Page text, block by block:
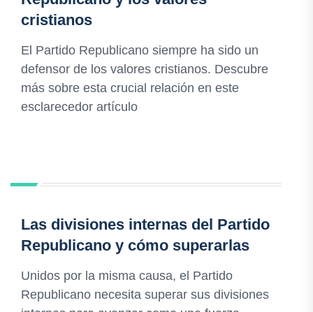
cristianos
El Partido Republicano siempre ha sido un
defensor de los valores cristianos. Descubre
más sobre esta crucial relación en este
esclarecedor artículo
Las divisiones internas del Partido
Republicano y cómo superarlas
Unidos por la misma causa, el Partido
Republicano necesita superar sus divisiones